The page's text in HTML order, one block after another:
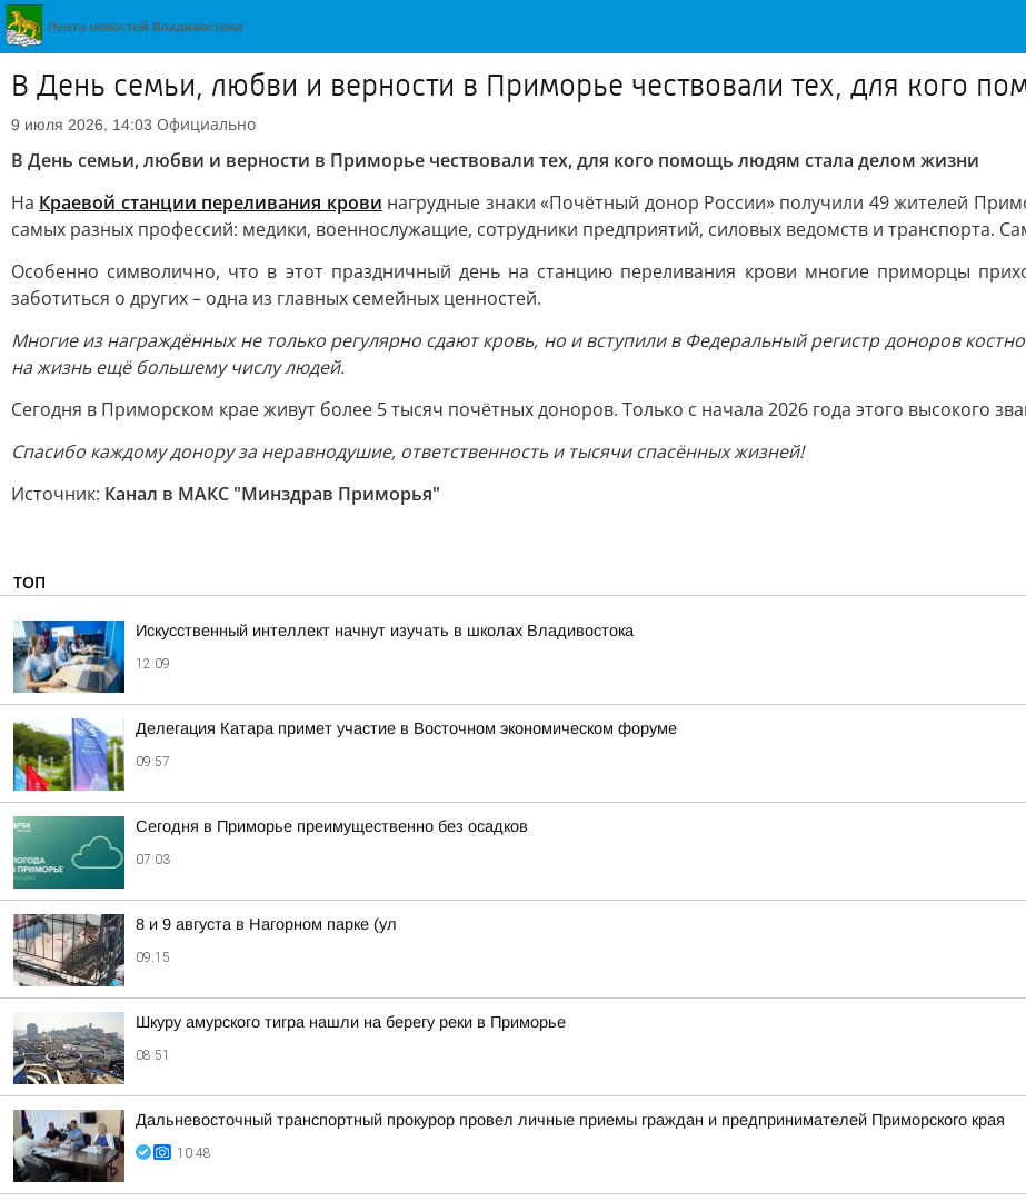
В День семьи, любви и верности в Приморье чествовали тех, для кого
9 июля 2026, 14:03 Официально
В День семьи, любви и верности в Приморье чествовали тех, для кого помощь людям стала делом жизни
На Краевой станции переливания крови нагрудные знаки «Почётный донор России» получили 49 жителей
самых разных профессий: медики, военнослужащие, сотрудники предприятий, силовых ведомств и транспорта.
Особенно символично, что в этот праздничный день на станцию переливания крови многие приморцы
заботиться о других – одна из главных семейных ценностей.
Многие из награждённых не только регулярно сдают кровь, но и вступили в Федеральный регистр доноров
на жизнь ещё большему числу людей.
Сегодня в Приморском крае живут более 5 тысяч почётных доноров. Только с начала 2026 года этого высокого
Спасибо каждому донору за неравнодушие, ответственность и тысячи спасённых жизней!
Источник: Канал в МАКС "Минздрав Приморья"
ТОП
Искусственный интеллект начнут изучать в школах Владивостока
12:09
Делегация Катара примет участие в Восточном экономическом форуме
09:57
Сегодня в Приморье преимущественно без осадков
07:03
8 и 9 августа в Нагорном парке (ул
09:15
Шкуру амурского тигра нашли на берегу реки в Приморье
08:51
Дальневосточный транспортный прокурор провел личные приемы граждан и предпринимателей Приморского края
10:48